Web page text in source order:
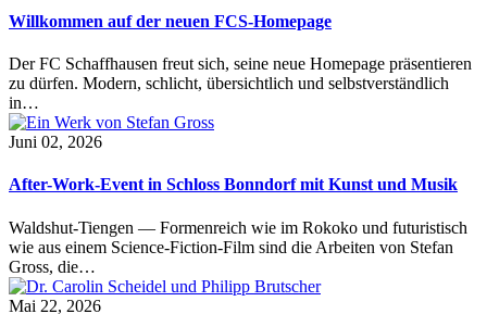
Willkommen auf der neuen FCS-Homepage
Der FC Schaffhausen freut sich, seine neue Homepage präsentieren
zu dürfen. Modern, schlicht, übersichtlich und selbstverständlich
in…
Juni 02, 2026
After-Work-Event in Schloss Bonndorf mit Kunst und Musik
Waldshut-Tiengen — Formenreich wie im Rokoko und futuristisch
wie aus einem Science-Fiction-Film sind die Arbeiten von Stefan
Gross, die…
Mai 22, 2026